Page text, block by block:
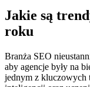
Jakie są
roku
Branża SEO
aby agencje były na
jednym z kluczowych